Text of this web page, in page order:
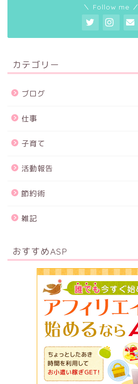
＼ Follow me ／
カテゴリー
ブログ
仕事
子育て
活動報告
節約術
雑記
おすすめASP